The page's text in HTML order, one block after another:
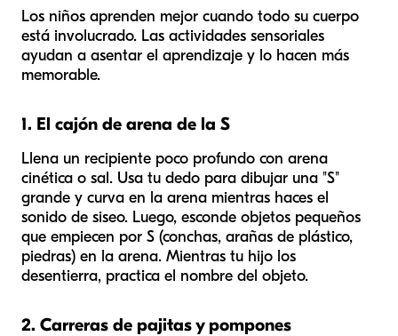
Los niños aprenden mejor cuando todo su cuerpo
está involucrado. Las actividades sensoriales
ayudan a asentar el aprendizaje y lo hacen más
memorable.
1. El cajón de arena de la S
Llena un recipiente poco profundo con arena
cinética o sal. Usa tu dedo para dibujar una "S"
grande y curva en la arena mientras haces el
sonido de siseo. Luego, esconde objetos pequeños
que empiecen por S (conchas, arañas de plástico,
piedras) en la arena. Mientras tu hijo los
desentierra, practica el nombre del objeto.
2. Carreras de pajitas y pompones